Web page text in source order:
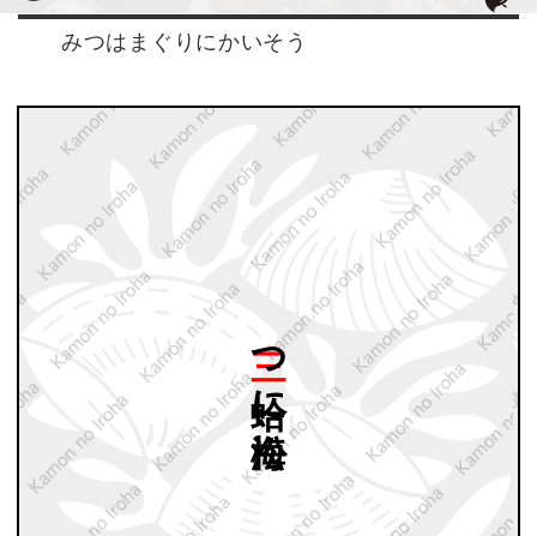
みつはまぐりにかいそう
海松